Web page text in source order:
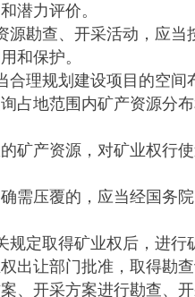
潜力评价。
查、开采活动，应当
和保护。
规划建设项目的空间
地范围内矿产资源分布
产资源，对矿业权行使
压覆的，应当经国务院
取得矿业权后，进行
出让部门批准，取得勘
开采方案进行勘查、开